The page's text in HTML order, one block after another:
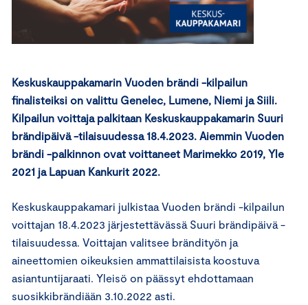
Keskuskauppakamarin Vuoden brändi -kilpailun
finalisteiksi on valittu Genelec, Lumene, Niemi ja Siili.
Kilpailun voittaja palkitaan Keskuskauppakamarin Suuri
brändipäivä -tilaisuudessa 18.4.2023. Aiemmin Vuoden
brändi -palkinnon ovat voittaneet Marimekko 2019, Yle
2021 ja Lapuan Kankurit 2022.
Keskuskauppakamari julkistaa Vuoden brändi -kilpailun
voittajan 18.4.2023 järjestettävässä Suuri brändipäivä -
tilaisuudessa. Voittajan valitsee brändityön ja
aineettomien oikeuksien ammattilaisista koostuva
asiantuntijaraati. Yleisö on päässyt ehdottamaan
suosikkibrändiään 3.10.2022 asti.